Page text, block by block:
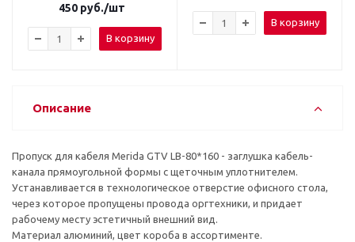
450 руб./шт
В корзину
В корзину
Описание
Пропуск для кабеля Merida GTV LB-80*160 - заглушка кабель-
канала прямоугольной формы с щеточным уплотнителем.
Устанавливается в технологическое отверстие офисного стола,
через которое пропущены провода оргтехники, и придает
рабочему месту эстетичный внешний вид.
Материал алюминий, цвет короба в ассортименте.